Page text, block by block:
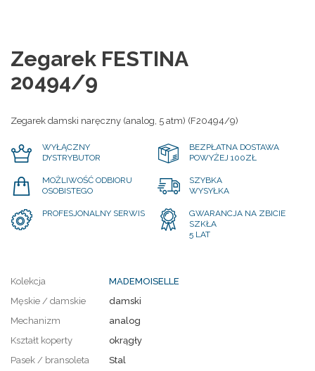
Zegarek FESTINA
20494/9
Zegarek damski naręczny (analog, 5 atm) (F20494/9)
WYŁĄCZNY
DYSTRYBUTOR
BEZPŁATNA DOSTAWA
POWYŻEJ 100ZŁ
MOŻLIWOŚĆ ODBIORU
OSOBISTEGO
SZYBKA
WYSYŁKA
PROFESJONALNY SERWIS
GWARANCJA NA ZBICIE
SZKŁA
5 LAT
Kolekcja
MADEMOISELLE
Męskie / damskie
damski
Mechanizm
analog
Kształt koperty
okrągły
Pasek / bransoleta
Stal